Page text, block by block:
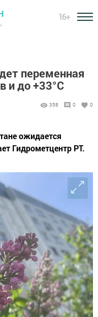
16+
переменная
и до +33°C
358 0 0
ожидается
Гидрометцентр РТ.